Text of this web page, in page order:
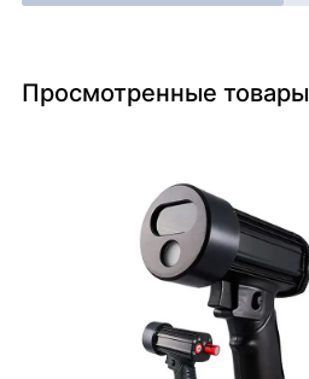
Просмотренные товары